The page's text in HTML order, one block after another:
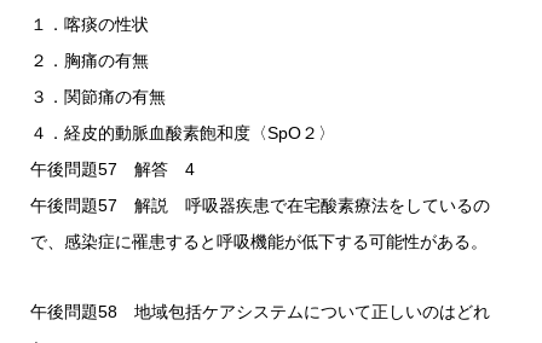
１．喀痰の性状
２．胸痛の有無
３．関節痛の有無
４．経皮的動脈血酸素飽和度〈SpO２〉
午後問題57 解答 4
午後問題57 解説 呼吸器疾患で在宅酸素療法をしているの
で、感染症に罹患すると呼吸機能が低下する可能性がある。
午後問題58 地域包括ケアシステムについて正しいのはどれ